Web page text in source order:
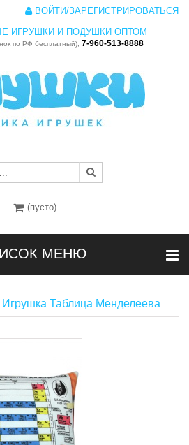
ВОЙТИ/ЗАРЕГИСТРИРОВАТЬСЯ
ИГРУШКИ И ПОДУШКИ ОПТОМ
по РФ бесплатный), 7-960-513-8888
(пусто)
МЕНЮ
Таблица Менделеева